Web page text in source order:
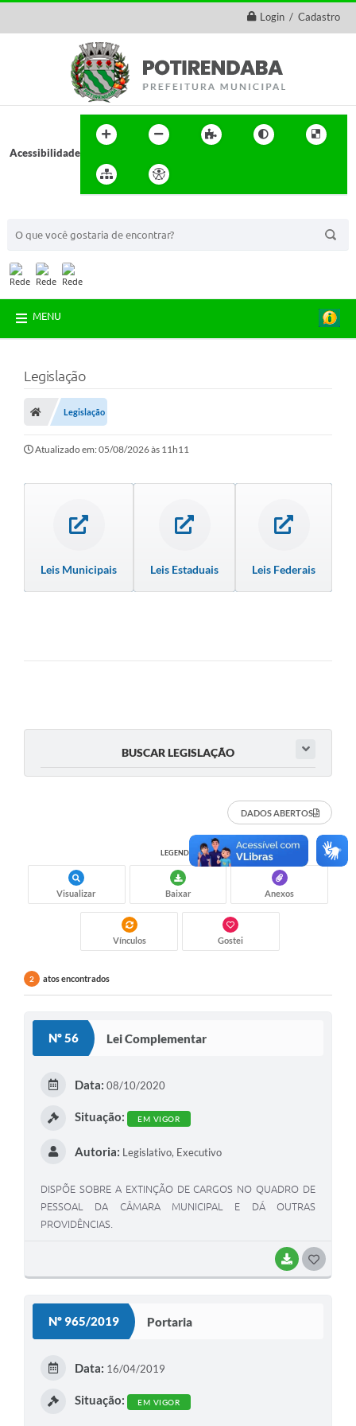
Login / Cadastro
Acessibilidade
MENU
Legislação
Legislação
Atualizado em: 05/08/2026 às 11h11
Leis Municipais Leis Estaduais Leis Federais
BUSCAR LEGISLAÇÃO
DADOS ABERTOS
LEGENDA:
Visualizar Baixar Anexos
Vínculos Gostei
2 atos encontrados
Nº 56 Lei Complementar
BAIXAR
Data: 08/10/2020
Situação: EM VIGOR
Autoria: Legislativo, Executivo
DISPÕE SOBRE A EXTINÇÃO DE CARGOS NO QUADRO DE
PESSOAL DA CÂMARA MUNICIPAL E DÁ OUTRAS
PROVIDÊNCIAS.
Nº 965/2019 Portaria
Data: 16/04/2019
Situação: EM VIGOR